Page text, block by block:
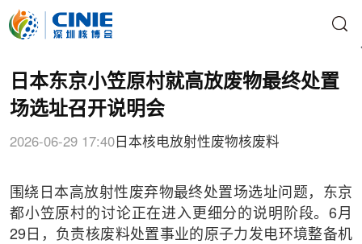
日本东京小笠原村就高放废物最终处置
场选址召开说明会
2026-06-29 17:40日本核电放射性废物核废料
围绕日本高放射性废弃物最终处置场选址问题，东京
都小笠原村的讨论正在进入更细分的说明阶段。6月
29日，负责核废料处置事业的原子力发电环境整备机